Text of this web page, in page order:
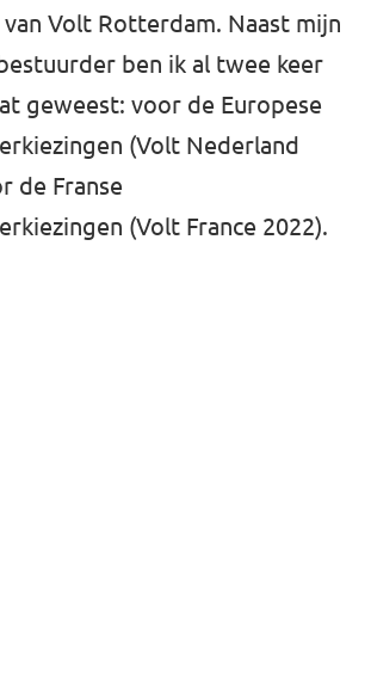
Volt Rotterdam. Naast mijn
ben ik al twee keer
geweest: voor de Europese
(Volt Nederland
de Franse
(Volt France 2022).